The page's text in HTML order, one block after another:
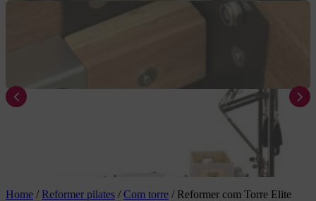
Home / Reformer pilates / Com torre / Reformer com Torre Elite